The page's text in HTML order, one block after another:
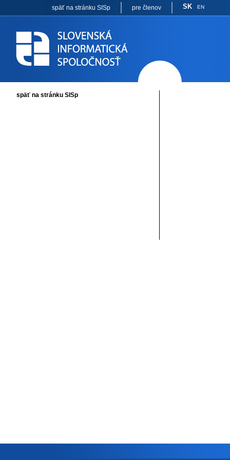
späť na stránku SISp pre členov SK EN
späť na stránku SISp